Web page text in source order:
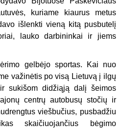
kuriame kiaurus metus
išlenkti vieną kitą pusbutelį
lauko darbininkai ir jiems
gelbėjo sportas. Kai nuo
važinėtis po visą Lietuvą į ilgų
sukišom didžiąją dalį šeimos
centrų autobusų stočių ir
viešbučius, pusbadžiu
skaičiuojančius bėgimo